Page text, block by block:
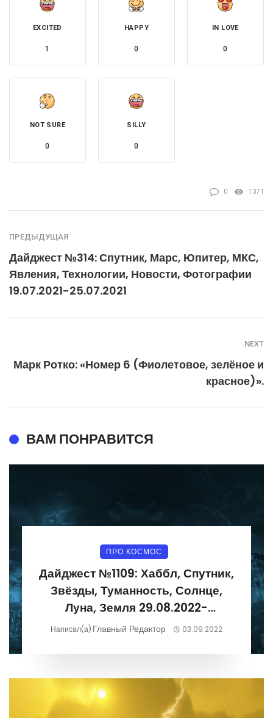
EXCITED
1
HAPPY
0
IN LOVE
0
NOT SURE
0
SILLY
0
0 1371
ПРЕДЫДУЩАЯ
Дайджест №314: Спутник, Марс, Юпитер, МКС,
Явления, Технологии, Новости, Фотографии
19.07.2021-25.07.2021
NEXT
Марк Ротко: «Номер 6 (Фиолетовое, зелёное и
красное)».
ВАМ ПОНРАВИТСЯ
ПРО КОСМОС
Дайджест №1109: Хаббл, Спутник,
Звёзды, Туманность, Солнце,
Луна, Земля 29.08.2022-
04.09.2022
Написал(а) Главный Редактор 03.09.2022